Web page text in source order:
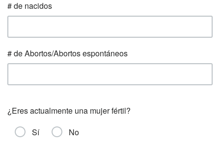
# de nacidos
# de Abortos/Abortos espontáneos
¿Eres actualmente una mujer fértil?
Sí
No